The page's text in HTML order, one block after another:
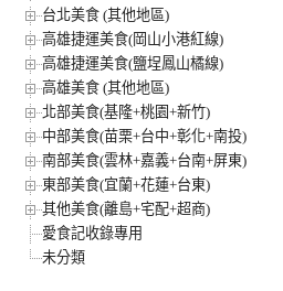
台北美食 (其他地區)
高雄捷運美食(岡山小港紅線)
高雄捷運美食(鹽埕鳳山橘線)
高雄美食 (其他地區)
北部美食(基隆+桃園+新竹)
中部美食(苗栗+台中+彰化+南投)
南部美食(雲林+嘉義+台南+屏東)
東部美食(宜蘭+花蓮+台東)
其他美食(離島+宅配+超商)
愛食記收錄專用
未分類